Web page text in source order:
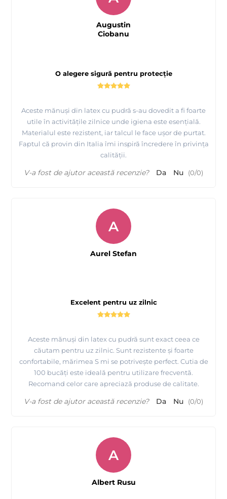
O alegere sigură pentru protecție
Aceste mănuși din latex cu pudră s-au dovedit a fi foarte
utile în activitățile zilnice unde igiena este esențială.
Materialul este rezistent, iar talcul le face ușor de purtat.
Faptul că provin din Italia îmi inspiră încredere în privința
calității.
Augustin
Ciobanu
V-a fost de ajutor această recenzie? Da Nu (0/0)
Excelent pentru uz zilnic
Aceste mănuși din latex cu pudră sunt exact ceea ce
căutam pentru uz zilnic. Sunt rezistente și foarte
confortabile, mărimea S mi se potrivește perfect. Cutia de
100 bucăți este ideală pentru utilizare frecventă.
Recomand celor care apreciază produse de calitate.
A
Aurel Stefan
V-a fost de ajutor această recenzie? Da Nu (0/0)
A
Albert Rusu